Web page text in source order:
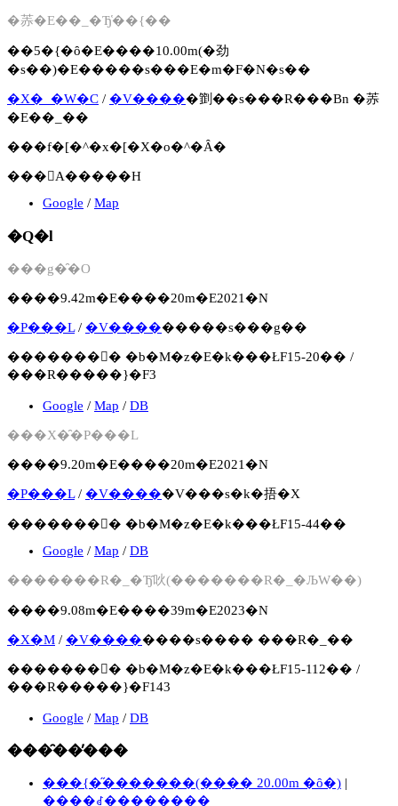
�䓇�Ε��_�Ђ̔��{��
��5�{�ȏ�E����10.00m(�劲
�s��)�E�����s���E�m�F�N�s��
�X�_�W�C / �V�����㔐��s���R���Βn �䓇
�Ε��_��
���f�[�^�x�[�X�o�^�Ȃ�
���񂹐A�����H
Google / Map
�Q�l
���g�̑�O
����9.42m�E����20m�E2021�N
�P���L/ �V���������s���g��
�������񍐏� �b�M�z�E�k���ŁF15-20�� /
���R�����}�F3
Google / Map / DB
���X�̑�P���L
����9.20m�E����20m�E2021�N
�P���L/ �V�����V���s�k�捂�X
�������񍐏� �b�M�z�E�k���ŁF15-44��
Google / Map / DB
�������R�_�Ђ̑吙(�������R�_�ЉW��)
����9.08m�E����39m�E2023�N
�X�M / �V��������s���� ���R�_��
�������񍐏� �b�M�z�E�k���ŁF15-112�� /
���R�����}�F143
Google / Map / DB
���̑��̕���
���{�̋�������(���� 20.00m �ȏ�) |
����ꂽ��������